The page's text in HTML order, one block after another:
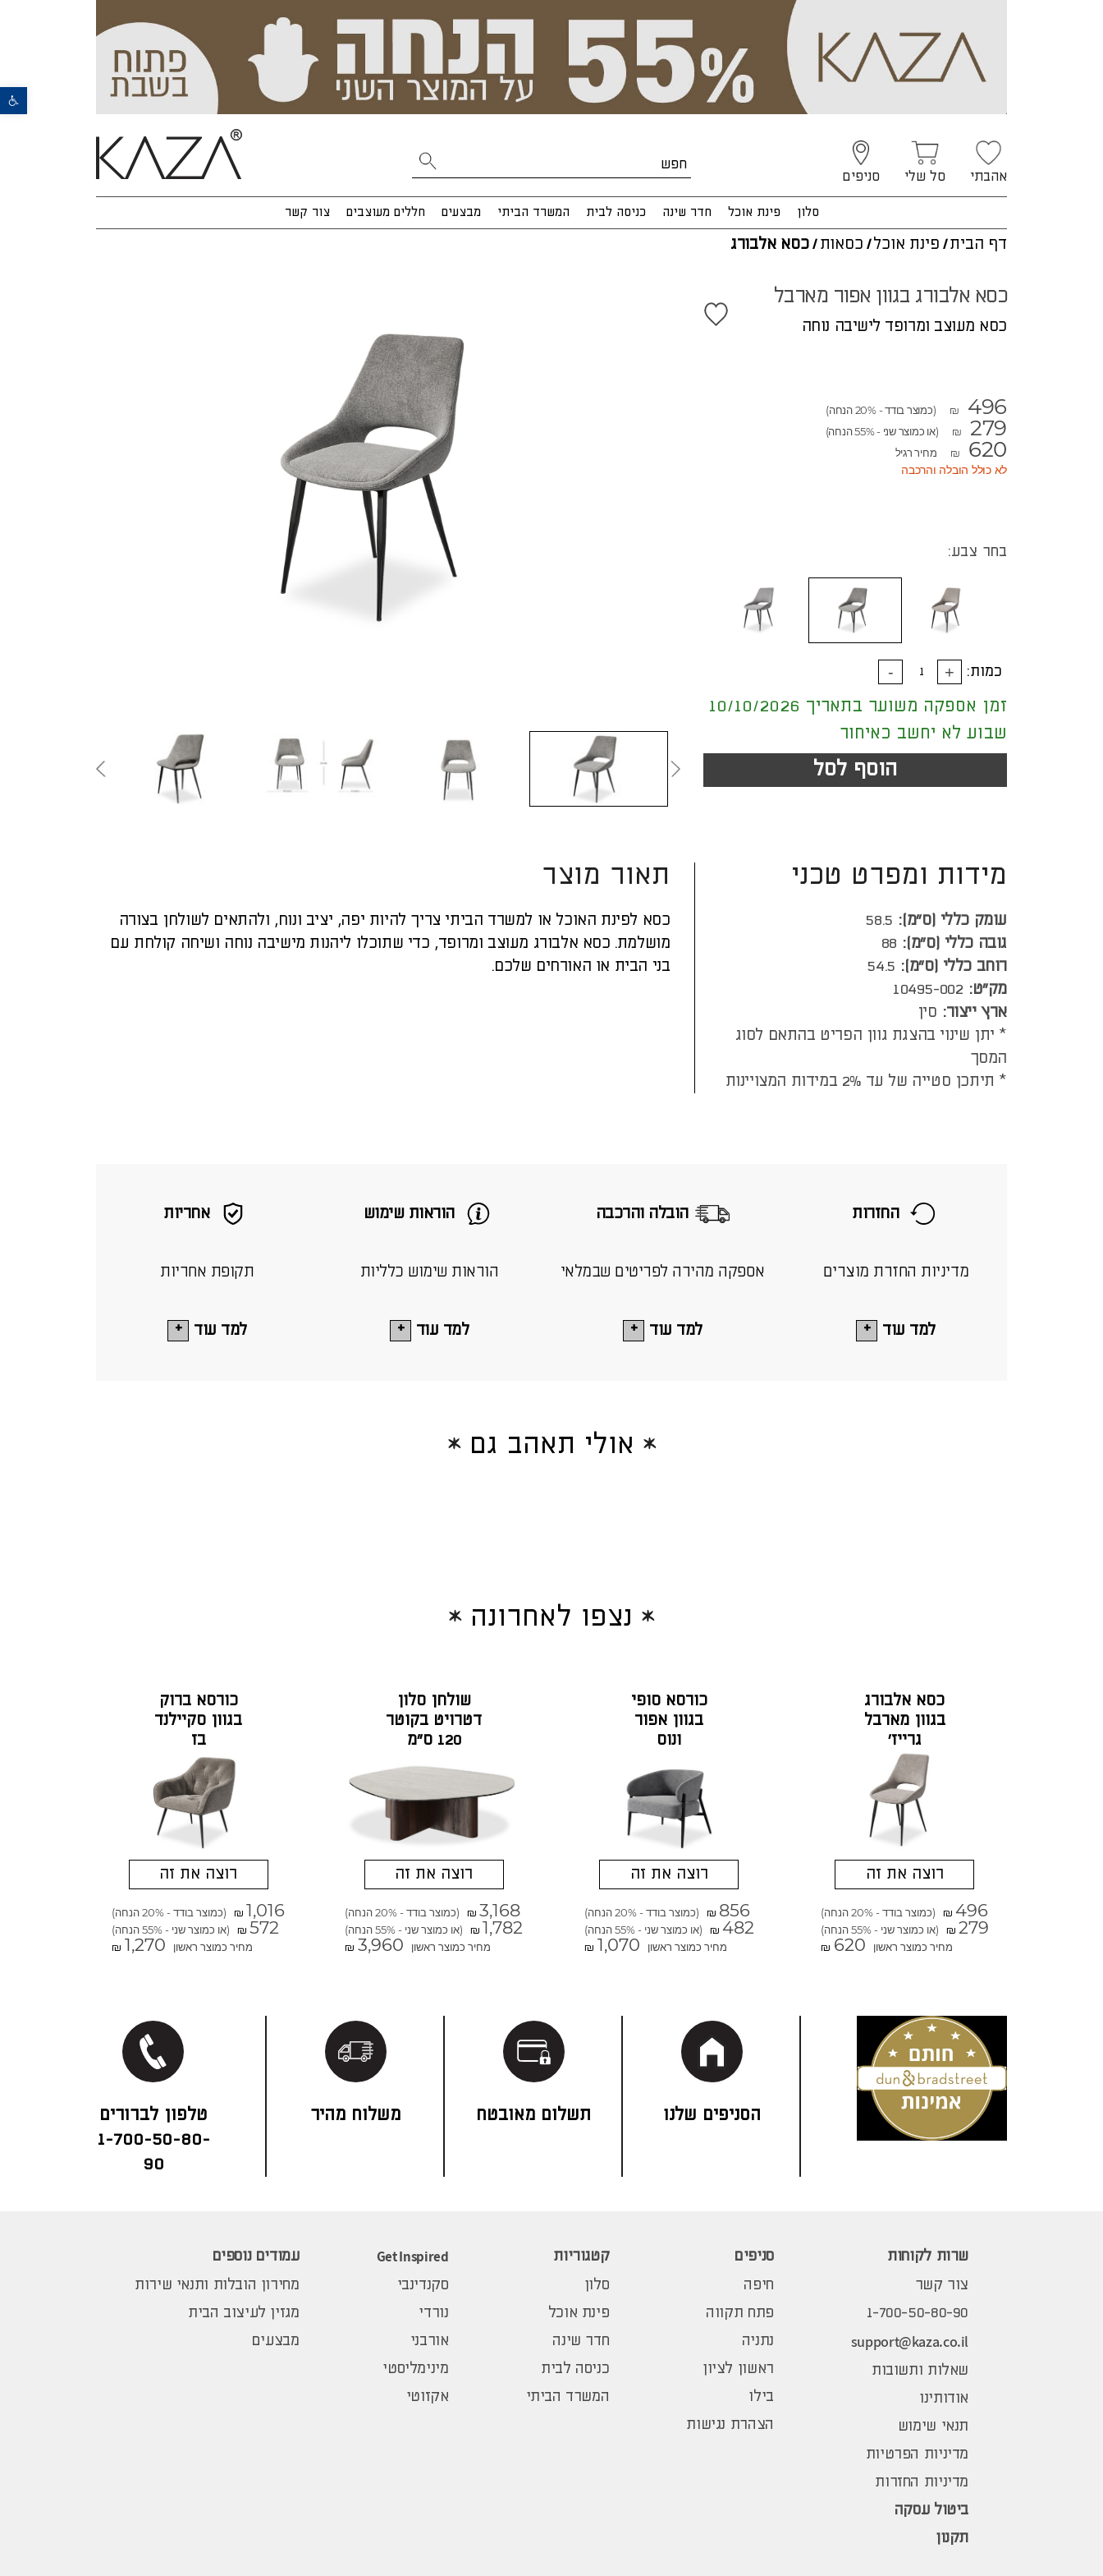
פתח סרגל נגישות
אהבתי סל שלי סניפים
סלון פינת אוכל חדר שינה כניסה לבית המשרד הביתי מבצעים חללים מעוצבים צור קשר
דף הבית/ פינת אוכל/ כסאות / כסא אלבורג
כסא אלבורג בגוון אפור מארבל
כסא מעוצב ומרופד לישיבה נוחה
₪ 496 (כמוצר בודד - 20% הנחה)
₪ 279 (או כמוצר שני - 55% הנחה)
₪ 620 מחיר רגיל
לא כולל הובלה והרכבה
בחר צבע:
כמות:
זמן אספקה משוער בתאריך 10/10/2026
שבוע לא יחשב כאיחור
הוסף לסל
תאור מוצר
כסא לפינת האוכל או למשרד הביתי צריך להיות יפה, יציב ונוח, ולהתאים לשולחן בצורה
מושלמת. כסא אלבורג מעוצב ומרופד, כדי שתוכלו ליהנות מישיבה נוחה ושיחה קולחת עם
בני הבית או האורחים שלכם.
מידות ומפרט טכני
עומק כללי (ס”מ): 58.5
גובה כללי (ס”מ): 88
רוחב כללי (ס”מ): 54.5
מק"ט: 10495-002
ארץ ייצור: סין
* יתן שינוי בהצגת גוון הפריט בהתאם לסוג
המסך
* תיתכן סטייה של עד 2% במידות המצויינות
אחריות
תקופת אחריות
למד עוד
הוראות שימוש
הוראות שימוש כלליות
למד עוד
הובלה והרכבה
אספקה מהירה לפריטים שבמלאי
למד עוד
החזרות
מדיניות החזרת מוצרים
למד עוד
אולי תאהב גם
נצפו לאחרונה
כסא אלבורג
בגוון מארבל
גרייז'
רוצה את זה
₪ 496 (כמוצר בודד - 20% הנחה)
₪ 279
(או כמוצר שני - 55% הנחה)
מחיר כמוצר ראשון
₪ 620
כורסא סופי
בגוון אפור
ונוס
רוצה את זה
₪ 856 (כמוצר בודד - 20% הנחה)
₪ 482
(או כמוצר שני - 55% הנחה)
מחיר כמוצר ראשון
₪ 1,070
שולחן סלון
דטרויט בקוטר
120 ס"מ
בשילוב
קרמיקה
טרוורטין
רוצה את זה
₪ 3,168 (כמוצר בודד - 20% הנחה)
₪ 1,782
(או כמוצר שני - 55% הנחה)
מחיר כמוצר ראשון
₪ 3,960
כורסא ברוק
בגוון סקיילנד
בז
רוצה את זה
₪ 1,016 (כמוצר בודד - 20% הנחה)
₪ 572
(או כמוצר שני - 55% הנחה)
מחיר כמוצר ראשון
₪ 1,270
הסניפים שלנו תשלום מאובטח משלוח מהיר
1-700-50-80-
90
שרות לקוחות
צור קשר
1-700-50-80-90
support@kaza.co.il
שאלות ותשובות
אודותינו
תנאי שימוש
מדיניות הפרטיות
מדיניות החזרות
ביטול עסקה
תקנון
סניפים
חיפה
פתח תקווה
נתניה
ראשון לציון
בילו
הצהרת נגישות
קטגוריות
סלון
פינת אוכל
חדר שינה
כניסה לבית
המשרד הביתי
Get Inspired
סקנדינבי
נורדי
אורבני
מינימליסטי
אקזוטי
עמודים נוספים
מחירון הובלות ותנאי שירות
מגזין לעיצוב הבית
מבצעים